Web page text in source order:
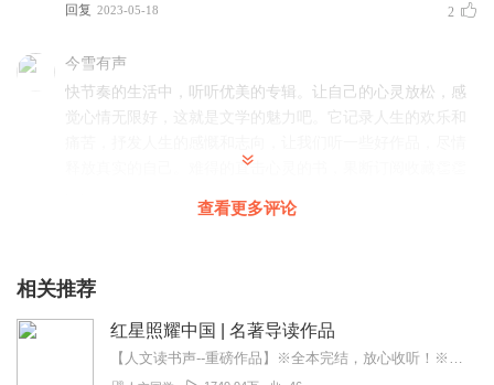
回复 2023-05-18 2
今雪有声
快节奏的生活中，听听优美的专辑。让自己的心灵放松，感
觉心情无限好，这就是文学的魅力吧。它记录人生的欢乐和
释放真实的自己。难得的直击心灵的书，果断订阅收藏👏👏
非常好的内容，节省了看纸质书的时间。意境深远，经典永
2023-05-18
查看更多评论
相关推荐
红星照耀中国 | 名著导读作品
【人文读书声--重磅作品】※全本完结，放心收听！※八年级（上）语文教科书名著导读指定作品，同名有声书！※著名翻译家董乐山先生权威中文译本！※人民文学出版...